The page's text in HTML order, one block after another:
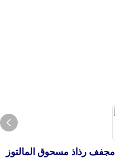
مجفف رذاذ مسحوق المالتوز